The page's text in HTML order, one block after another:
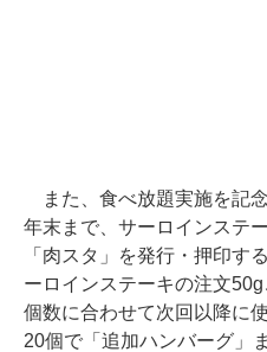
また、食べ放題実施を記
年末まで、サーロインステ
「肉スタ」を発行・押印す
ーロインステーキの注文
個数に合わせて次回以降に
20個で「追加ハンバーグ」